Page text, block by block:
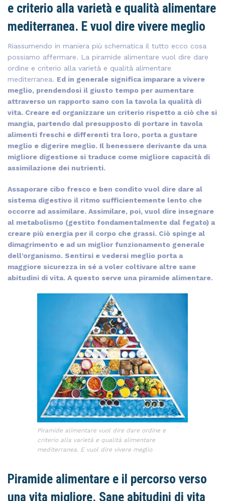
e criterio alla varietà e qualità alimentare
mediterranea. E vuol dire vivere meglio
Riassumendo in maniera più schematica il tutto ecco cosa
possiamo affermare. La piramide alimentare vuol dire dare
ordine e criterio alla varietà e qualità alimentare
mediterranea. Ed in generale significa imparare a vivere
meglio, prendendosi il giusto tempo per aumentare
attraverso un rapporto sano con la tavola la qualità di
vita. Creare ed organizzare un criterio rispetto a ciò che si
mangia, partendo dal presupposto di portare in tavola
alimenti freschi e differenti tra loro, porta a gustare
meglio e digerire meglio. Il benessere derivante da una
migliore digestione si traduce come migliore capacità di
assimilazione dei nutrienti.
Assaporare cibo fresco e ben condito vuol dire dare al
sistema digestivo il ritmo sufficientemente lento che
occorre ad assimilare. Assimilare, poi, vuol dire insegnare
al metabolismo (gestito fondamentalmente dal fegato) a
creare più energia per il corpo che grassi. Ciò spinge al
dimagrimento e ad un miglior funzionamento generale
dell’organismo. Sentirsi e vedersi meglio porta a
maggiore sicurezza in sé a voler coltivare altre sane
abitudini di vita. A questo serve una piramide alimentare.
Piramide alimentare vuol dire dare ordine e
criterio alla varietà e qualità alimentare
mediterranea. E vuol dire vivere meglio
Piramide alimentare e il percorso verso
una vita migliore. Sane abitudini di vita